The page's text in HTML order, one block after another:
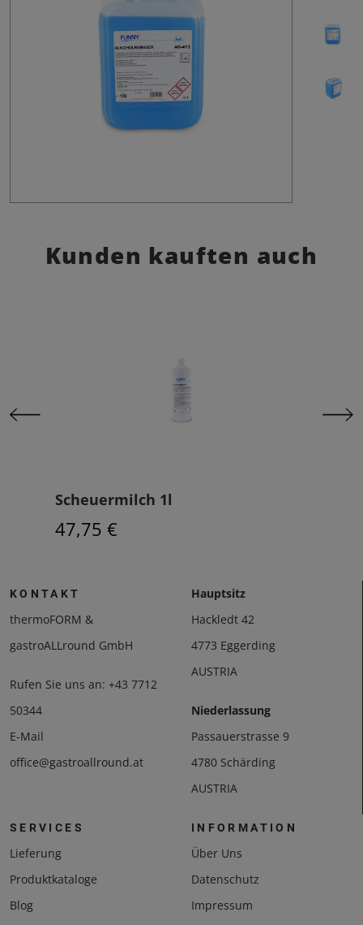
Kunden kauften auch
Scheuermilch 1l
47,75 €
KONTAKT
thermoFORM &
gastroALLround GmbH
Rufen Sie uns an: +43 7712
50344
E-Mail
office@gastroallround.at
Hauptsitz
Hackledt 42
4773 Eggerding
AUSTRIA
Niederlassung
Passauerstrasse 9
4780 Schärding
AUSTRIA
SERVICES
Lieferung
Produktkataloge
Blog
INFORMATION
Über Uns
Datenschutz
Impressum